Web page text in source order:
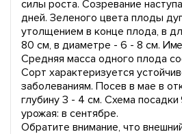
силы роста. Созревание
дней. Зеленого цвета плоды
утолщением в конце плода, в
80 см, в диаметре - 6 - 8 см.
Средняя масса одного плода
Сорт характеризуется
заболеваниям. Посев в мае в
глубину 3 - 4 см. Схема
урожая: в сентябре.
Обратите внимание, что